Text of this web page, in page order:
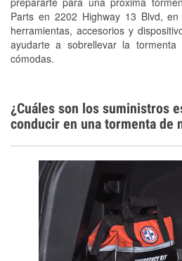
Parts en 2202 Highway 13 Blvd,
herramientas, accesorios y
ayudarte a sobrellevar la
cómodas.
Tornado Supplies
Conoce más
¿Cuáles son los suministros
conducir en una tormenta de